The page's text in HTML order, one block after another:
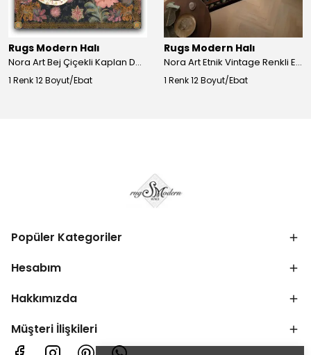
Rugs Modern Halı
Nora Art Bej Çiçekli Kaplan Desenli Dokuma Taban Dekoratif Salon Halısı 61
1 Renk 12 Boyut/Ebat
Rugs Modern Halı
Nora Art Etnik Vintage Renkli Eskitme Dokuma Taban Dekoratif Salon Halısı 63
1 Renk 12 Boyut/Ebat
Popüler Kategoriler
Hesabım
Hakkımızda
Müşteri İlişkileri